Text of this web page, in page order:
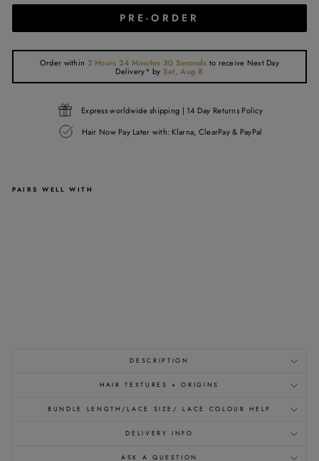
PRE-ORDER
Order within 2 Hours 24 Minutes 30 Seconds to receive Next Day
Delivery* by Sat, Aug 8
Express worldwide shipping | 14 Day Returns Policy
Hair Now Pay Later with: Klarna, ClearPay & PayPal
PAIRS WELL WITH
DESCRIPTION
HAIR TEXTURES + ORIGINS
BUNDLE LENGTH/LACE SIZE/ LACE COLOUR HELP
DELIVERY INFO
ASK A QUESTION